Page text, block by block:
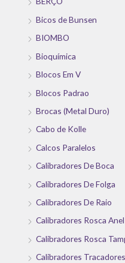
Bicos de Bunsen
BIOMBO
Bioquímica
Blocos Em V
Blocos Padrao
Brocas (Metal Duro)
Cabo de Kolle
Calcos Paralelos
Calibradores De Boca
Calibradores De Folga
Calibradores De Raio
Calibradores Rosca Anel
Calibradores Rosca
Calibradores